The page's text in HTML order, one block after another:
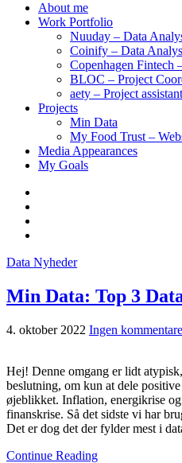
About me
Work Portfolio
Nuuday – Data
Coinify – Data
Copenhagen Fintech
BLOC – Project
aety – Project assistant
Projects
Min Data
My Food Trust –
Media Appearances
My Goals
Data Nyheder
Min Data: Top 3
4. oktober 2022 Ingen
Hej! Denne omgang er lidt
beslutning, om kun at dele
øjeblikket. Inflation, energikrise
finanskrise. Så det sidste vi har
Det er dog det der fylder mest i
Continue Reading